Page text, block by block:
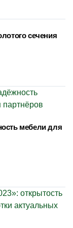
сечения
мебели для